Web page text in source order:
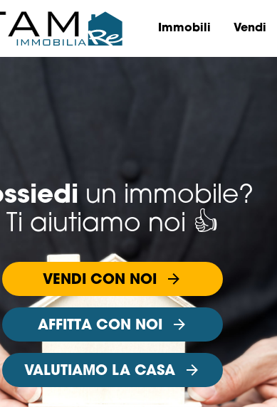
Immobili Vendi
un immobile?
Ti aiutiamo noi 👍
VENDI CON NOI
AFFITTA CON NOI
VALUTIAMO LA CASA